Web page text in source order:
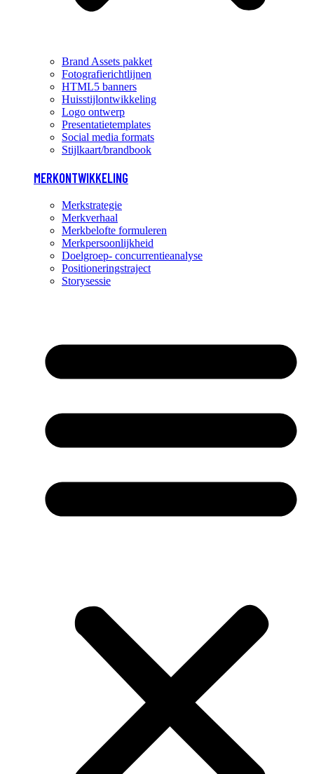
Brand Assets pakket
Fotografierichtlijnen
HTML5 banners
Huisstijlontwikkeling
Logo ontwerp
Presentatietemplates
Social media formats
Stijlkaart/brandbook
MERKONTWIKKELING
Merkstrategie
Merkverhaal
Merkbelofte formuleren
Merkpersoonlijkheid
Doelgroep- concurrentieanalyse
Positioneringstraject
Storysessie